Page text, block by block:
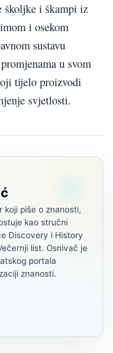
školjke i škampi iz
i osekom
sustavu
u svom
tijelo proizvodi
svjetlosti.
koji piše o znanosti,
kao stručni
Discovery i History
list. Osnivač je
portala
znanosti.